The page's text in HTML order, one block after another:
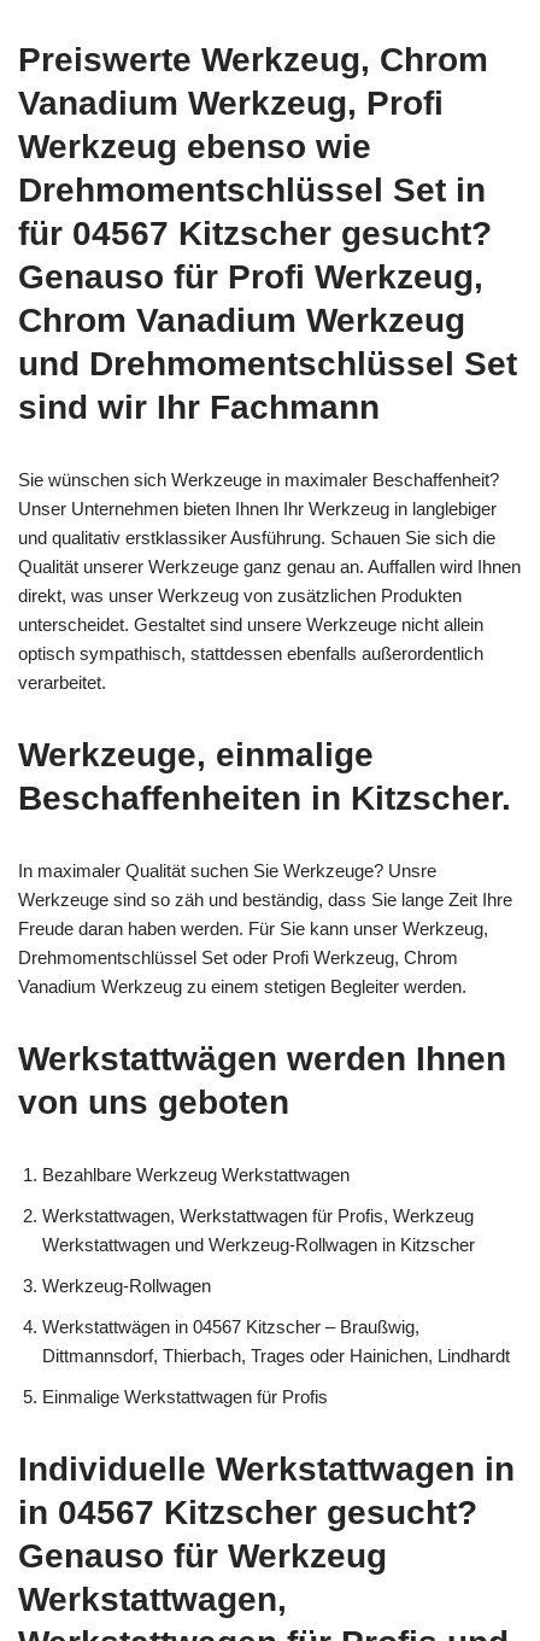
Preiswerte Werkzeug, Chrom
Vanadium Werkzeug, Profi
Werkzeug ebenso wie
Drehmomentschlüssel Set in
für 04567 Kitzscher gesucht?
Genauso für Profi Werkzeug,
Chrom Vanadium Werkzeug
und Drehmomentschlüssel Set
sind wir Ihr Fachmann
Sie wünschen sich Werkzeuge in maximaler Beschaffenheit?
Unser Unternehmen bieten Ihnen Ihr Werkzeug in langlebiger
und qualitativ erstklassiker Ausführung. Schauen Sie sich die
Qualität unserer Werkzeuge ganz genau an. Auffallen wird Ihnen
direkt, was unser Werkzeug von zusätzlichen Produkten
unterscheidet. Gestaltet sind unsere Werkzeuge nicht allein
optisch sympathisch, stattdessen ebenfalls außerordentlich
verarbeitet.
Werkzeuge, einmalige
Beschaffenheiten in Kitzscher.
In maximaler Qualität suchen Sie Werkzeuge? Unsre
Werkzeuge sind so zäh und beständig, dass Sie lange Zeit Ihre
Freude daran haben werden. Für Sie kann unser Werkzeug,
Drehmomentschlüssel Set oder Profi Werkzeug, Chrom
Vanadium Werkzeug zu einem stetigen Begleiter werden.
Werkstattwägen werden Ihnen
von uns geboten
Bezahlbare Werkzeug Werkstattwagen
Werkstattwagen, Werkstattwagen für Profis, Werkzeug
Werkstattwagen und Werkzeug-Rollwagen in Kitzscher
Werkzeug-Rollwagen
Werkstattwägen in 04567 Kitzscher – Braußwig,
Dittmannsdorf, Thierbach, Trages oder Hainichen, Lindhardt
Einmalige Werkstattwagen für Profis
Individuelle Werkstattwagen in
in 04567 Kitzscher gesucht?
Genauso für Werkzeug
Werkstattwagen,